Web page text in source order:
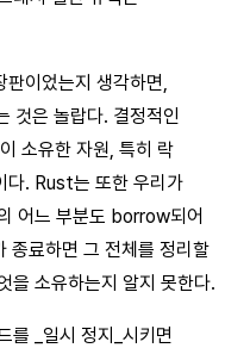
이었는지 생각하면,
것은 놀랍다. 결정적인
소유한 자원, 특히 락
다. Rust는 또한 우리가
어느 부분도 borrow되어
종료하면 그 전체를 정리할
을 소유하는지 알지 못한다.
를 _일시 정지_시키면